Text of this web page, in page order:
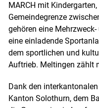
MARCH mit
Gemeindegrenze
gehören eine
eine einladende
dem sportlichen und
Auftrieb. Meltingen zählt
Dank den
Kanton Solothurn, dem